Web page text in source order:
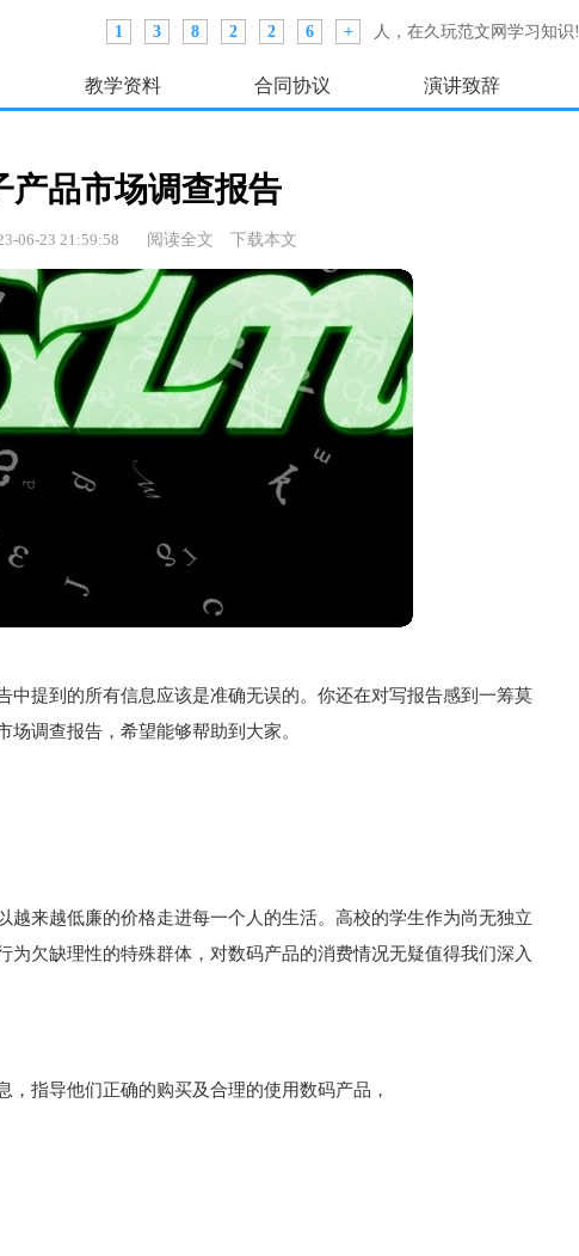
1 3 8 2 2 6 + 人，在久玩范文网学习知识!
教学资料 合同协议 演讲致辞
产品市场调查报告
06-23 21:59:58 阅读全文 下载本文
中提到的所有信息应该是准确无误的。你还在对写报告感到一筹莫
调查报告，希望能够帮助到大家。
越来越低廉的价格走进每一个人的生活。高校的学生作为尚无独立
为欠缺理性的特殊群体，对数码产品的消费情况无疑值得我们深入
，指导他们正确的购买及合理的使用数码产品，